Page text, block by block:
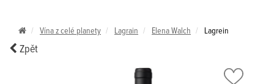
Vína z celé planety Lagrain Elena Walch Lagrein
Zpět